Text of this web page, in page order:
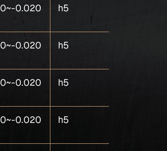
0~-0.020 h5
0~-0.020 h5
0~-0.020 h5
0~-0.020 h5